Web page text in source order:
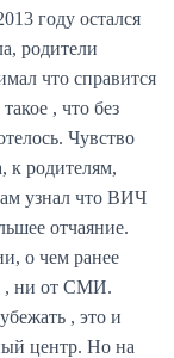
году остался
родители
что справится
, что без
Чувство
к родителям,
узнал что ВИЧ
отчаяние.
о чем ранее
, ни от СМИ.
, это и
центр. Но на